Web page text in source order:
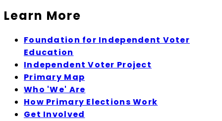
Learn More
Foundation for Independent Voter
Education
Independent Voter Project
Primary Map
Who 'We' Are
How Primary Elections Work
Get Involved